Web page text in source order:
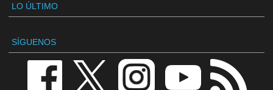
LO ÚLTIMO
SÍGUENOS